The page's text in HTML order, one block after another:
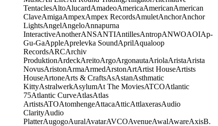
TentaclesAltoAlucardAmadeoAmericaAmericanAmerican
ClaveAmigaAmpexAmpex RecordsAmuletAnchorAnchor
LightsAngelAngeloAnnapurna
InteractiveAnotherANSANTIAntillesAntropANWOAOIAp-
Gu-GaAppleAprelevka SoundAprilAqualoop
RecordsARCArchiv
ProduktionArdeckAreitoArgoArgonautaAriolaAristaArista
NovusAristonArmaArmedArstonArtArtist HouseArtists
HouseArtoneArts & CraftsAsAstanAsthmatic
KittyAstralwerkAsylumAt The MoviesATCOAtlantic
75Atlantic CurveAtlasAtlas
ArtistsATOAtomhengeAttacaAtticAttlaxerasAudio
ClarityAudio
PlatterAugogoAuralAvatarAVCOAvenueAwalAwareAxisB.